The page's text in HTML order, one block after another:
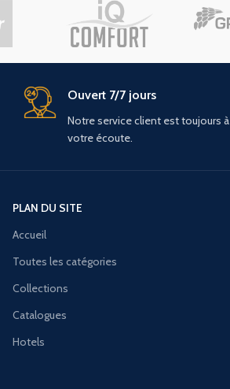
Ouvert 7/7 jours
Notre service client est toujours à
votre écoute.
PLAN DU SITE
Accueil
Toutes les catégories
Collections
Catalogues
Hotels